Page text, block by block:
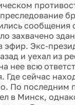
сообщения
захвачено
эфир. Экс-
и уехал из
нее всю
Где сейчас
По
в Минск,